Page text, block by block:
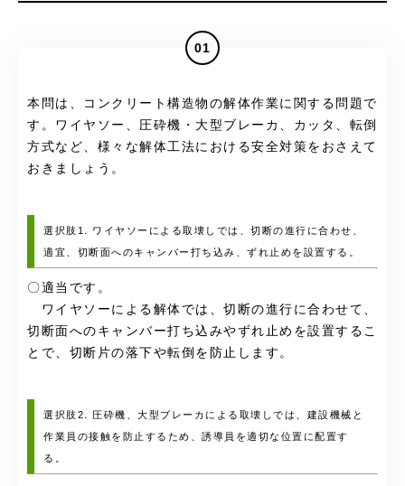
01
本問は、コンクリート構造物の解体作業に関する問題で
す。ワイヤソー、圧砕機・大型ブレーカ、カッタ、転倒
方式など、様々な解体工法における安全対策をおさえて
おきましょう。
選択肢1. ワイヤソーによる取壊しでは、切断の進行に合わせ、
適宜、切断面へのキャンバー打ち込み、ずれ止めを設置する。
〇適当です。
ワイヤソーによる解体では、切断の進行に合わせて、
切断面へのキャンバー打ち込みやずれ止めを設置するこ
とで、切断片の落下や転倒を防止します。
選択肢2. 圧砕機、大型ブレーカによる取壊しでは、建設機械と
作業員の接触を防止するため、誘導員を適切な位置に配置す
る。